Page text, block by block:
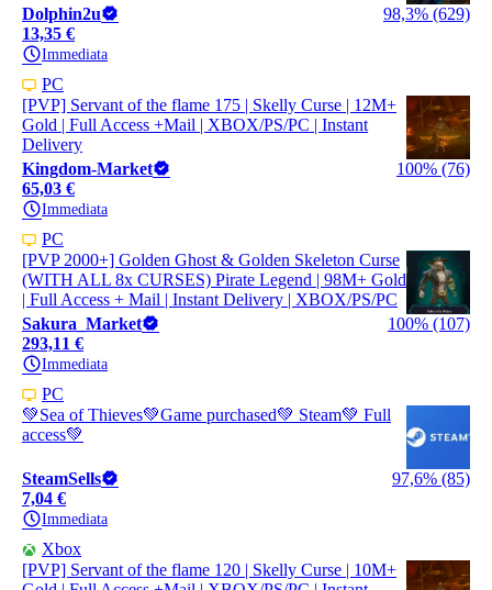
Dolphin2u
98,3% (629)
13,35 €
Immediata
PC
[PVP] Servant of the flame 175 | Skelly Curse | 12M+
Gold | Full Access +Mail | XBOX/PS/PC | Instant
Delivery
Kingdom-Market
100% (76)
65,03 €
Immediata
PC
[PVP 2000+] Golden Ghost & Golden Skeleton Curse
(WITH ALL 8x CURSES) Pirate Legend | 98M+ Gold
| Full Access + Mail | Instant Delivery | XBOX/PS/PC
Sakura_Market
100% (107)
293,11 €
Immediata
PC
💚Sea of Thieves💚Game purchased💚 Steam💚 Full
access💚
SteamSells
97,6% (85)
7,04 €
Immediata
Xbox
[PVP] Servant of the flame 120 | Skelly Curse | 10M+